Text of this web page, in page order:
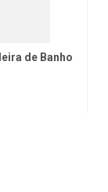
de Banho